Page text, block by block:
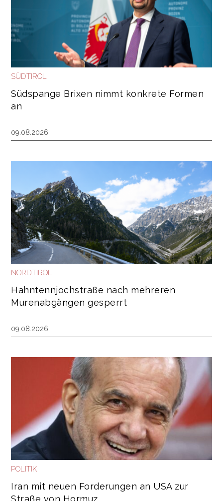
SÜDTIROL
Südspange Brixen nimmt konkrete Formen
an
09.08.2026
NORDTIROL
Hahntennjochstraße nach mehreren
Murenabgängen gesperrt
09.08.2026
POLITIK
Iran mit neuen Forderungen an USA zur
Straße von Hormuz